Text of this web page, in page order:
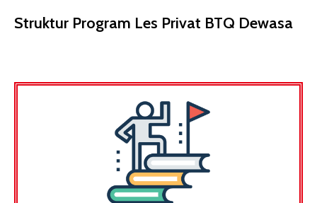
Struktur Program Les Privat BTQ Dewasa